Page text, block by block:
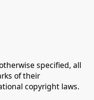
specified, all
of their
copyright laws.